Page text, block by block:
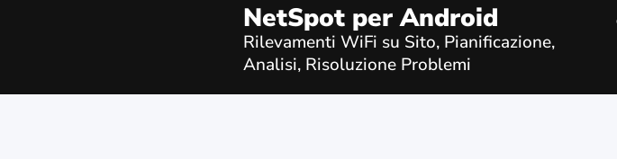
NetSpot per Android
Rilevamenti WiFi su Sito, Pianificazione,
Analisi, Risoluzione Problemi